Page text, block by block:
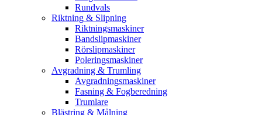
Rundvals
Riktning & Slipning
Riktningsmaskiner
Bandslipmaskiner
Rörslipmaskiner
Poleringsmaskiner
Avgradning & Trumling
Avgradningsmaskiner
Fasning & Fogberedning
Trumlare
Blästring & Målning